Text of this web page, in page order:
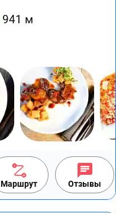
941 м
Маршрут Отзывы